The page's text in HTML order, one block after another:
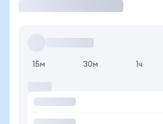
15м 30м 1ч